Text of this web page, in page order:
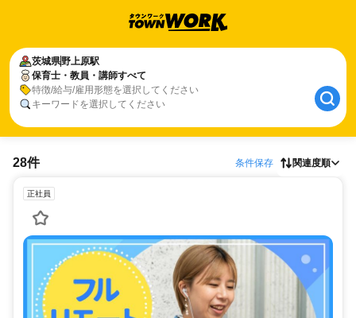
茨城県野上原駅
保育士・教員・講師すべて
特徴/給与/雇用形態を選択してください
キーワードを選択してください
28件 条件保存 関連度順
正社員